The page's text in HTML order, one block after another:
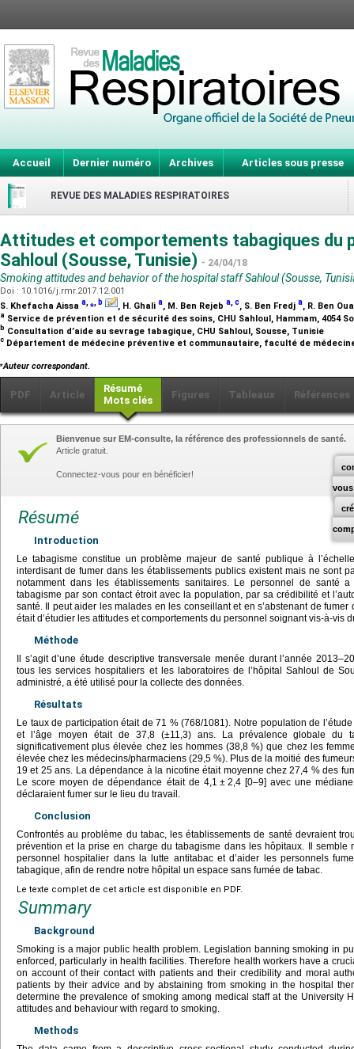
Accueil Dernier numéro Archives Articles sous presse
REVUE DES MALADIES RESPIRATOIRES
Attitudes et comportements tabagiques du
Sahloul (Sousse, Tunisie) - 24/04/18
Smoking attitudes and behavior of the hospital staff Sahloul (Sousse,
Doi : 10.1016/j.rmr.2017.12.001
S. Khefacha Aissa a,⁎, b , H. Ghali a, M. Ben Rejeb a,c, S. Ben Fredj a, R. Ben
a Service de prévention et de sécurité des soins, CHU Sahloul, Hammam, 4054
b Consultation d’aide au sevrage tabagique, CHU Sahloul, Sousse, Tunisie
c Département de médecine préventive et communautaire, faculté de
⁎Auteur correspondant.
PDF Article
Résumé
Mots clés
Figures Tableaux Références
vous
Bienvenue sur EM-consulte, la référence des professionnels de santé.
Article gratuit.
Connectez-vous pour en bénéficier!
Résumé
Introduction
Le tabagisme constitue un problème majeur de santé publique à
interdisant de fumer dans les établissements publics existent mais ne sont
notamment dans les établissements sanitaires. Le personnel de santé
tabagisme par son contact étroit avec la population, par sa crédibilité et
santé. Il peut aider les malades en les conseillant et en s’abstenant de fumer
était d’étudier les attitudes et comportements du personnel soignant vis-à-vis
Méthode
Il s’agit d’une étude descriptive transversale menée durant l’année
tous les services hospitaliers et les laboratoires de l’hôpital Sahloul de
administré, a été utilisé pour la collecte des données.
Résultats
Le taux de participation était de 71 % (768/1081). Notre population de
et l’âge moyen était de 37,8 (±11,3) ans. La prévalence globale du
significativement plus élevée chez les hommes (38,8 %) que chez les
élevée chez les médecins/pharmaciens (29,5 %). Plus de la moitié des
19 et 25 ans. La dépendance à la nicotine était moyenne chez 27,4 % des
Le score moyen de dépendance était de 4,1 ± 2,4 [0–9] avec une
déclaraient fumer sur le lieu du travail.
Conclusion
Confrontés au problème du tabac, les établissements de santé devraient
prévention et la prise en charge du tabagisme dans les hôpitaux. Il semble
personnel hospitalier dans la lutte antitabac et d’aider les personnels
tabagique, afin de rendre notre hôpital un espace sans fumée de tabac.
Le texte complet de cet article est disponible en PDF.
Summary
Background
Smoking is a major public health problem. Legislation banning smoking in
enforced, particularly in health facilities. Therefore health workers have a
on account of their contact with patients and their credibility and moral
patients by their advice and by abstaining from smoking in the hospital
determine the prevalence of smoking among medical staff at the University
attitudes and behaviour with regard to smoking.
Methods